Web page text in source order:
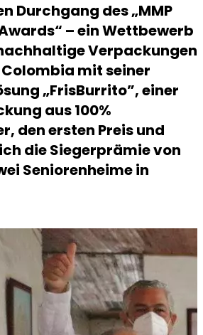
Durchgang des „MMP
– ein Wettbewerb
Verpackungen
Colombia mit seiner
„FrisBurrito”, einer
aus 100%
den ersten Preis und
die Siegerprämie von
Seniorenheime in